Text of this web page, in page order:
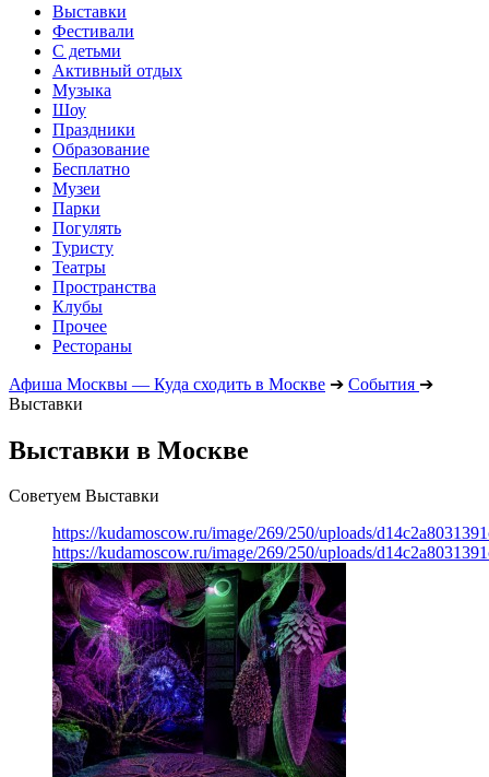
Выставки
Фестивали
С детьми
Активный отдых
Музыка
Шоу
Праздники
Образование
Бесплатно
Музеи
Парки
Погулять
Туристу
Театры
Пространства
Клубы
Прочее
Рестораны
Афиша Москвы — Куда сходить в Москве ➔ События ➔
Выставки
Выставки в Москве
Советуем Выставки
https://kudamoscow.ru/image/269/250/uploads/
https://kudamoscow.ru/image/269/250/uploads/